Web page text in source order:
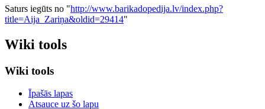
Saturs iegūts no "http://www.barikadopedija.lv/index.php?
title=Aija_Zariņa&oldid=29414"
Wiki tools
Wiki tools
Īpašās lapas
Atsauce uz šo lapu